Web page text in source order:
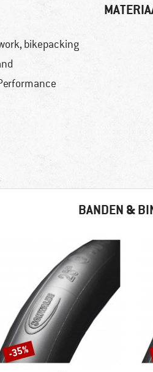
bikepacking
BANDEN &
Korting
-35%